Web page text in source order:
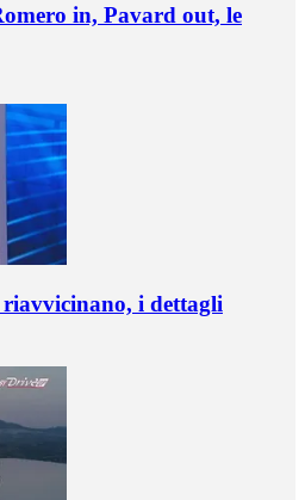
in, Pavard out, le
i dettagli